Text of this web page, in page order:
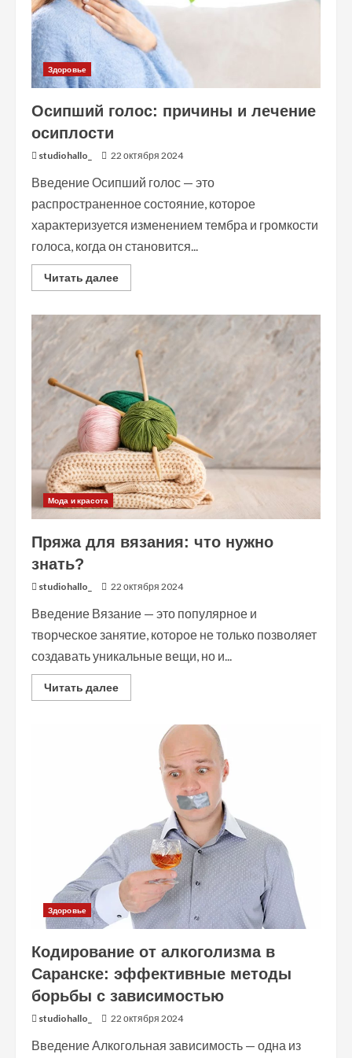
Здоровье
Осипший голос: причины и лечение
осиплости
studiohallo_ 22 октября 2024
Введение Осипший голос — это
распространенное состояние, которое
характеризуется изменением тембра и громкости
голоса, когда он становится...
Читать далееRead
more
причины
лечение
осиплости
Мода и красота
Пряжа для вязания: что нужно
знать?
studiohallo_ 22 октября 2024
Введение Вязание — это популярное и
творческое занятие, которое не только позволяет
создавать уникальные вещи, но и...
Читать далееRead
more
вязания:
Здоровье
Кодирование от алкоголизма в
Саранске: эффективные методы
борьбы с зависимостью
studiohallo_ 22 октября 2024
Введение Алкогольная зависимость — одна из